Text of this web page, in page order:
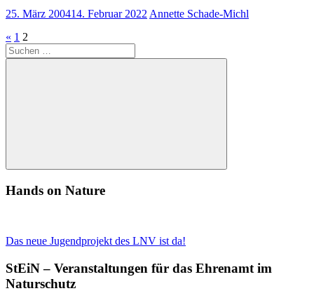
25. März 200414. Februar 2022 Annette Schade-Michl
Seitennummerierung
der
« Vorherige
Beiträge
1 2
Suchen
nach:
Suchen
Hands on Nature
Das neue Jugendprojekt des LNV ist da!
StEiN – Veranstaltungen für das Ehrenamt im
Naturschutz